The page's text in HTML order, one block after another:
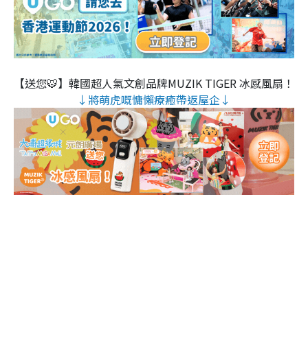
【送您🐯】韓國超人氣文創品牌MUZIK TIGER 冰感風扇！
↓將萌虎嘅慵懶療癒帶返屋企↓